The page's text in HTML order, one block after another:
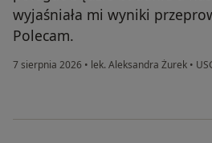
wyjaśniała mi wyniki
Polecam.
7 sierpnia 2026 • lek. Aleksandra Żurek •